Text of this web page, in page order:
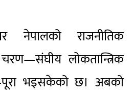
नेपालको राजनीतिक
चरण—संघीय लोकतान्त्रिक
भइसकेको छ। अबको